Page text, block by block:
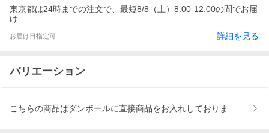
東京都は24時までの注文で、最短8/8（土）8:00-12:00の間でお届
け
お届け日指定可 詳細を見る
バリエーション
こちらの商品はダンボールに直接商品をお入れしております。